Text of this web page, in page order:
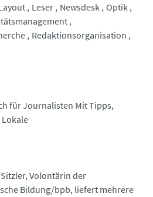
Leser Newsdesk Optik
Redaktionsorganisation
für Journalisten Mit Tipps,
Volontärin der
Bildung/bpb, liefert mehrere